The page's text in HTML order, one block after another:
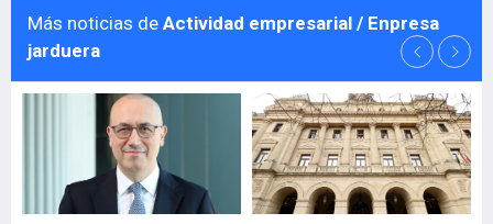
Más noticias de Actividad empresarial / Enpresa
jarduera